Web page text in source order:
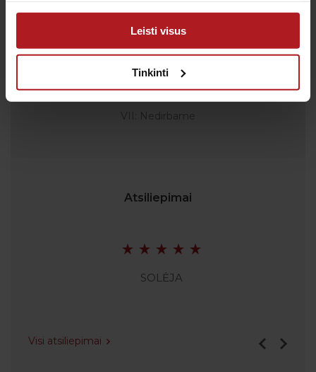
arba naudojant paslaugas surinktos informacijos.
Leisti visus
Tinkinti
taikomą tarifą.
El. paštas:pagalba@anteja.lt
Darbo laikas:
I-V 7:00 – 19:00
VII: Nedirbame
Atsiliepimai
SOLĖJA
Visi atsiliepimai